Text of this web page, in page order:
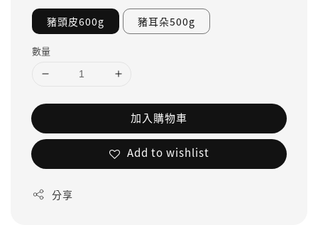
豬頭皮600g 豬耳朵500g
數量
加入購物車
Add to wishlist
分享